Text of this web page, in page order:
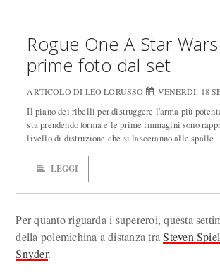
Rogue One A Star
prime foto dal set
ARTICOLO DI LEO LORUSSO VENERDÌ, 18
Il piano dei ribelli per distruggere l'arma più
sta prendendo forma e le prime immagini sono
livello di distruzione che si lasceranno alle spalle
LEGGI
Per quanto riguarda i supereroi, questa
della polemichina a distanza traSteven
Snyder.